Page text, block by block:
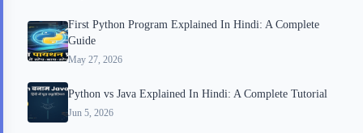
First Python Program Explained In Hindi: A Complete
Guide
May 27, 2026
Python vs Java Explained In Hindi: A Complete Tutorial
Jun 5, 2026